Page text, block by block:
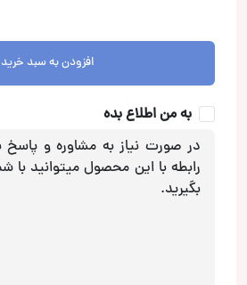
افزودن به سبد خرید
به من اطلاع بده
در صورت نیاز به مشاوره و
رابطه با این محصول میتوانید با
بگیرید.